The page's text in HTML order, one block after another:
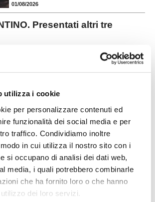
utilizza i cookie
per personalizzare contenuti ed
funzionalità dei social media e per
traffico. Condividiamo inoltre
in cui utilizza il nostro sito con i
si occupano di analisi dei dati web,
media, i quali potrebbero combinarle
che ha fornito loro o che hanno
dei loro servizi.
01/08/2026
Presentati altri tre
Daniel, 1992 difensore. Tra tanti giovani ci vuole
con tanta esperienza. Nella sua carriera ha vestito
quella della Maceratese. Ha disputato campionati
riabbraccia Giacomo Iommi
Il Chiesanuova riabbraccia uno dei protagonisti
della sua storia recente. La società biancorossa
ha ufficializzato il ritorno del difensore Giacomo
...leggi
31/07/2026
Ecco un ex Atletico Madrid